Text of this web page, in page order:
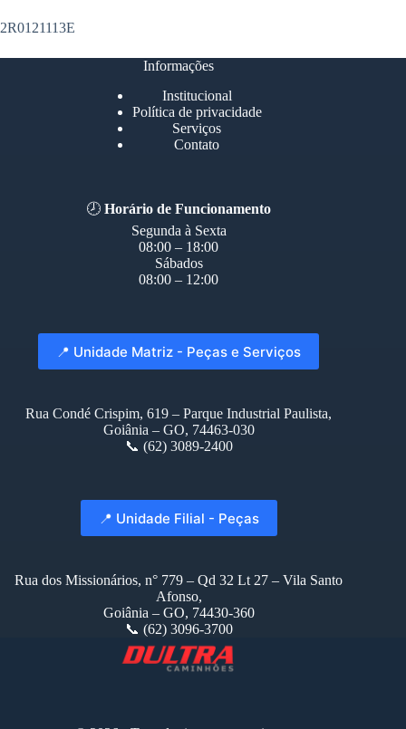
2R0121113E
Informações
Institucional
Política de privacidade
Serviços
Contato
🕗Horário de Funcionamento
Segunda à Sexta
08:00 – 18:00
Sábados
08:00 – 12:00
📍 Unidade Matriz - Peças e Serviços
Rua Condé Crispim, 619 – Parque Industrial Paulista,
Goiânia – GO, 74463-030
📞 (62) 3089-2400
📍 Unidade Filial - Peças
Rua dos Missionários, n° 779 – Qd 32 Lt 27 – Vila Santo
Afonso,
Goiânia – GO, 74430-360
📞 (62) 3096-3700